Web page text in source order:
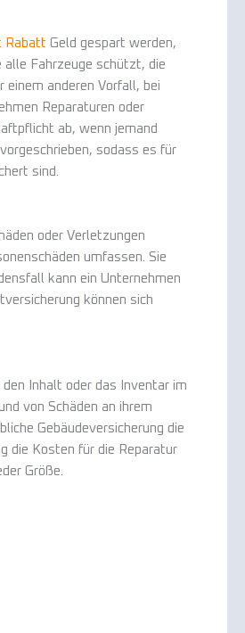
Rabatt Geld gespart werden,
alle Fahrzeuge schützt, die
anderen Vorfall, bei
Reparaturen oder
ab, wenn jemand
sodass es für
sind.
oder Verletzungen
umfassen. Sie
kann ein Unternehmen
können sich
Inhalt oder das Inventar im
von Schäden an ihrem
Gebäudeversicherung die
die Kosten für die Reparatur
Größe.